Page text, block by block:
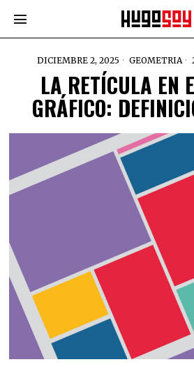
DICIEMBRE 2, 2025 GEOMETRIA
LA RETÍCULA EN
GRÁFICO: